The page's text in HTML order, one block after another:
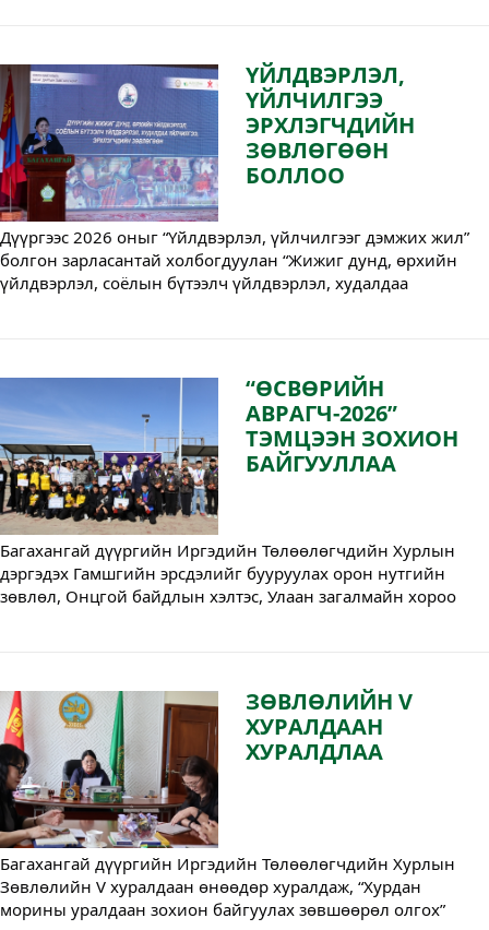
2026 оны төсөвт нэмэлт өөрчлөлт оруулах тухай” 26/08
дугаар тогтоолын 2 дугаар хавсралтын 2.1 Ахуй
үйлчилгээний барилгын нэршлийг өөрчлөх тухай””
асуудлыг хэлэлцэн хуралдаанд оролцсон төлөөлөгчид 100
хувийн саналаар дэмжлээ.
ҮЙЛДВЭРЛЭЛ,
ҮЙЛЧИЛГЭЭ
ЭРХЛЭГЧДИЙН
ЗӨВЛӨГӨӨН
БОЛЛОО
Дүүргээс 2026 оныг “Үйлдвэрлэл, үйлчилгээг дэмжих жил”
болгон зарласантай холбогдуулан “Жижиг дунд, өрхийн
үйлдвэрлэл, соёлын бүтээлч үйлдвэрлэл, худалдаа
“ӨСВӨРИЙН
АВРАГЧ-2026”
ТЭМЦЭЭН ЗОХИОН
БАЙГУУЛЛАА
Багахангай дүүргийн Иргэдийн Төлөөлөгчдийн Хурлын
дэргэдэх Гамшгийн эрсдэлийг бууруулах орон нутгийн
зөвлөл, Онцгой байдлын хэлтэс, Улаан загалмайн хороо
тусламж үзүүлэх мэдлэг, чадварт сурган дадлагажуулах
зорилгоор 2026 оны 04 дүгээр сарын 30-ны өдөр
“Өсвөрийн аврагч-2026” тэмцээнийг амжилттай зохион
байгууллаа.
ЗӨВЛӨЛИЙН V
ХУРАЛДААН
ХУРАЛДЛАА
Багахангай дүүргийн Иргэдийн Төлөөлөгчдийн Хурлын
Зөвлөлийн V хуралдаан өнөөдөр хуралдаж, “Хурдан
морины уралдаан зохион байгуулах зөвшөөрөл олгох”